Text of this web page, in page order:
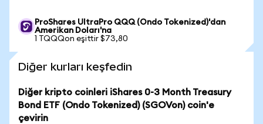
ProShares UltraPro QQQ (Ondo Tokenized)'dan
Amerikan Doları'na
1 TQQQon eşittir $73,80
Diğer kurları keşfedin
Diğer kripto coinleri iShares 0-3 Month Treasury
Bond ETF (Ondo Tokenized) (SGOVon) coin'e
çevirin